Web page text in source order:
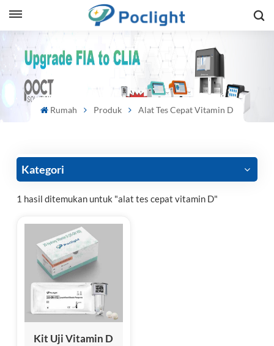
Rumah Produk Alat Tes Cepat Vitamin D
Kategori
1 hasil ditemukan untuk "alat tes cepat vitamin D"
Kit Uji Vitamin D